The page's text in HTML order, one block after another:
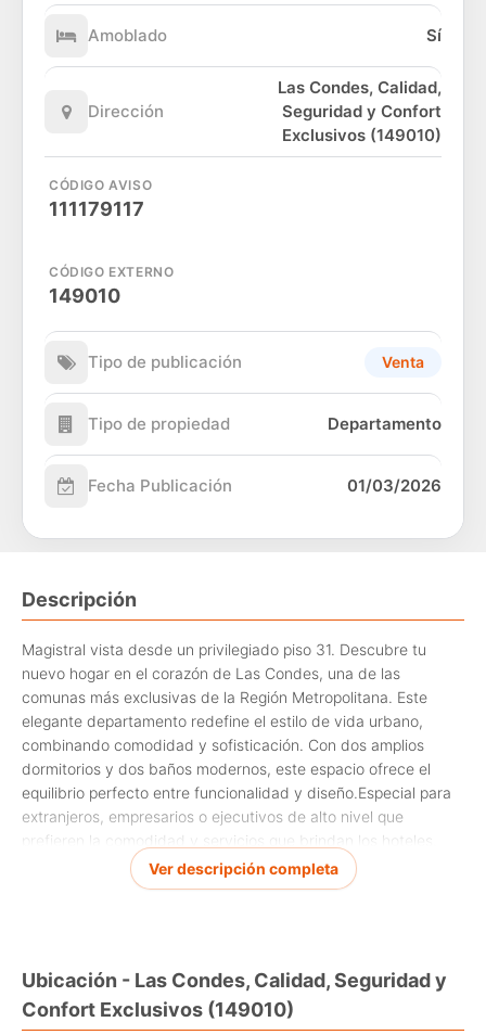
Amoblado Sí
Dirección
Las Condes, Calidad,
Seguridad y Confort
Exclusivos (149010)
CÓDIGO AVISO
111179117
CÓDIGO EXTERNO
149010
Tipo de publicación Venta
Tipo de propiedad Departamento
Fecha Publicación 01/03/2026
Descripción
Magistral vista desde un privilegiado piso 31. Descubre tu
nuevo hogar en el corazón de Las Condes, una de las
comunas más exclusivas de la Región Metropolitana. Este
elegante departamento redefine el estilo de vida urbano,
combinando comodidad y sofisticación. Con dos amplios
dormitorios y dos baños modernos, este espacio ofrece el
equilibrio perfecto entre funcionalidad y diseño.Especial para
extranjeros, empresarios o ejecutivos de alto nivel que
prefieren la comodidad y servicios que brindan los hoteles.
La propiedad ubicada en el "Hotel Marriot de Santiago",
gama de tiendas, restaurantes y servicios, asegurando que
todo lo que necesitas esté a solo unos pasos.
Ver descripción completa
Ubicación - Las Condes, Calidad, Seguridad y
Confort Exclusivos (149010)